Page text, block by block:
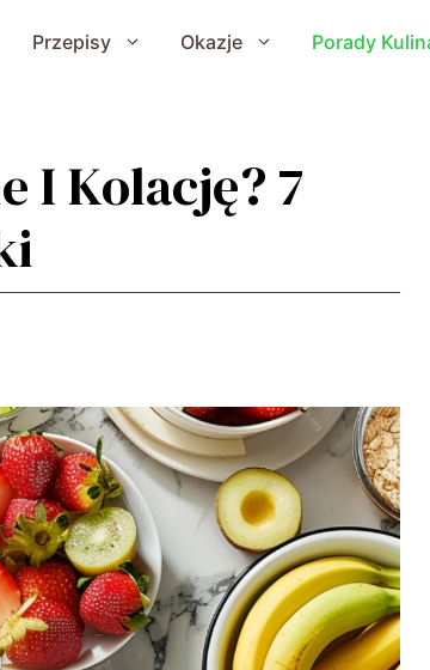
Przepisy Okazje Porady
I Kolację? 7